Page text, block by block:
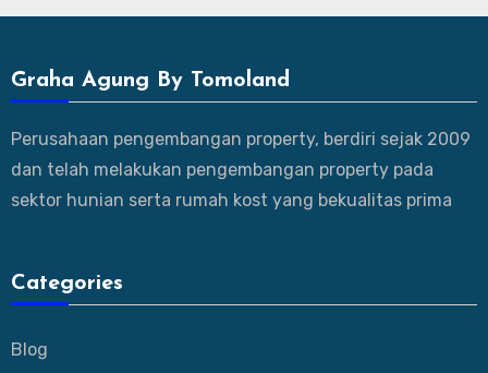
Graha Agung By Tomoland
Perusahaan pengembangan property, berdiri sejak 2009
dan telah melakukan pengembangan property pada
sektor hunian serta rumah kost yang bekualitas prima
Categories
Blog